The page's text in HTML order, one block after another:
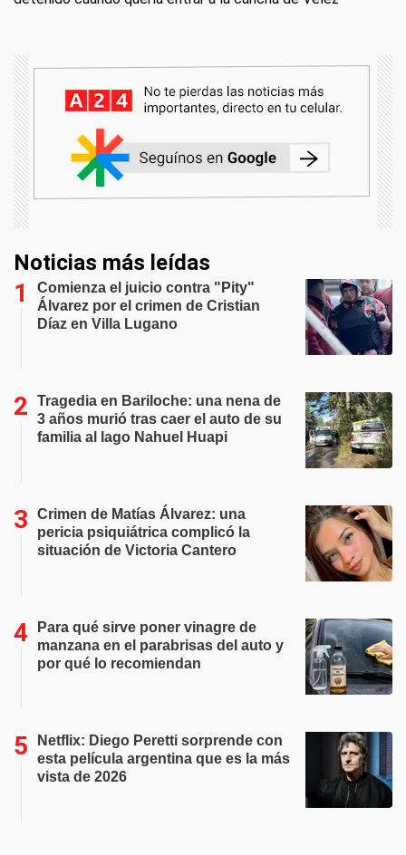
Noticias más leídas
Comienza el juicio contra "Pity"
Álvarez por el crimen de Cristian
Díaz en Villa Lugano
Tragedia en Bariloche: una nena de
3 años murió tras caer el auto de su
familia al lago Nahuel Huapi
Crimen de Matías Álvarez: una
pericia psiquiátrica complicó la
situación de Victoria Cantero
Para qué sirve poner vinagre de
manzana en el parabrisas del auto y
por qué lo recomiendan
Netflix: Diego Peretti sorprende con
esta película argentina que es la más
vista de 2026